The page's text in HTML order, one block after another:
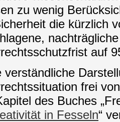
zu wenig
die kürzlich
auf
verständliche
frei
des Buches
in Fesseln“